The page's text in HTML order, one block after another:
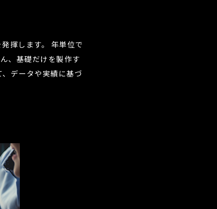
揮します。
年単位で
、基礎だけを製作す
データや実績に基づ